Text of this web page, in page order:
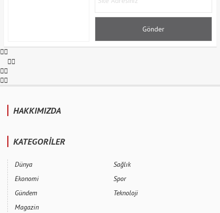
HAKKIMIZDA
KATEGORİLER
Dünya
Ekonomi
Gündem
Magazin
Sağlık
Spor
Teknoloji